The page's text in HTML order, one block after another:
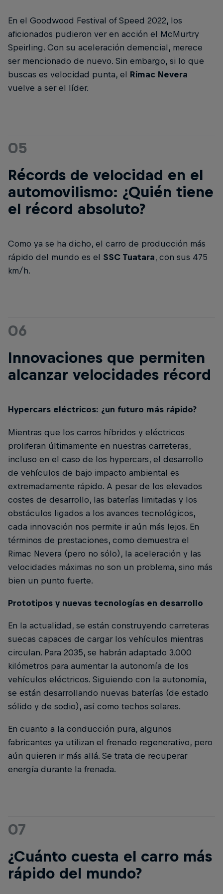
En el Goodwood Festival of Speed 2022, los
aficionados pudieron ver en acción el McMurtry
Speirling. Con su aceleración demencial, merece
ser mencionado de nuevo. Sin embargo, si lo que
buscas es velocidad punta, el Rimac Nevera
vuelve a ser el líder.
05
Récords de velocidad en el
automovilismo: ¿Quién tiene
el récord absoluto?
Como ya se ha dicho, el carro de producción más
rápido del mundo es el SSC Tuatara, con sus 475
km/h.
06
Innovaciones que permiten
alcanzar velocidades récord
Hypercars eléctricos: ¿un futuro más rápido?
Mientras que los carros híbridos y eléctricos
proliferan últimamente en nuestras carreteras,
incluso en el caso de los hypercars, el desarrollo
de vehículos de bajo impacto ambiental es
extremadamente rápido. A pesar de los elevados
costes de desarrollo, las baterías limitadas y los
obstáculos ligados a los avances tecnológicos,
cada innovación nos permite ir aún más lejos. En
términos de prestaciones, como demuestra el
Rimac Nevera (pero no sólo), la aceleración y las
velocidades máximas no son un problema, sino más
bien un punto fuerte.
Prototipos y nuevas tecnologías en desarrollo
En la actualidad, se están construyendo carreteras
suecas capaces de cargar los vehículos mientras
circulan. Para 2035, se habrán adaptado 3.000
kilómetros para aumentar la autonomía de los
vehículos eléctricos. Siguiendo con la autonomía,
se están desarrollando nuevas baterías (de estado
sólido y de sodio), así como techos solares.
En cuanto a la conducción pura, algunos
fabricantes ya utilizan el frenado regenerativo, pero
aún quieren ir más allá. Se trata de recuperar
energía durante la frenada.
07
¿Cuánto cuesta el carro más
rápido del mundo?